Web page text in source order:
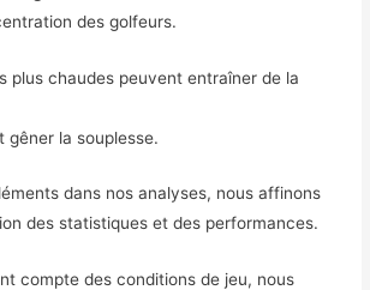
des golfeurs.
plus chaudes peuvent entraîner de la
gêner la souplesse.
dans nos analyses, nous affinons
des statistiques et des performances.
compte des conditions de jeu, nous